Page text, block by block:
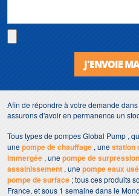
J'ENVOIE
Afin de répondre à votre demande
assurons d'avoir en permanence un
Tous types de pompes Global Pump ,
unepompe de chauffage , unestation
immergée , unepompe de surpression
assainissement , unepompe eaux
pompe de surface ; tous ces produits
France, et sous 1 semaine dans le